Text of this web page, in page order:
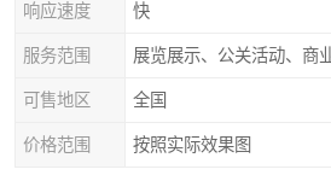
响应速度 快
服务范围 展览展示、公关活动、商
可售地区 全国
价格范围 按照实际效果图